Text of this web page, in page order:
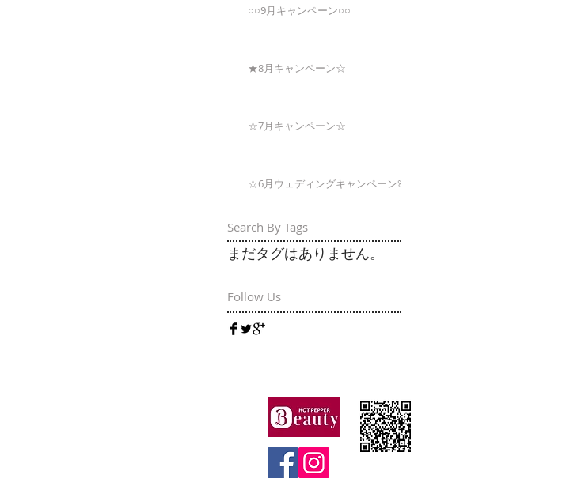
Search By Tags
○○9月キャンペーン○○
★8月キャンペーン☆
☆7月キャンペーン☆
☆6月ウェディングキャンペーン🌸
まだタグはありません。
Follow Us